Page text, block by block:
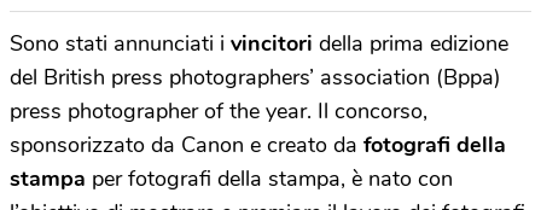
Sono stati annunciati i vincitori della prima edizione
del British press photographers’ association (Bppa)
press photographer of the year. Il concorso,
sponsorizzato da Canon e creato da fotografi della
stampa per fotografi della stampa, è nato con